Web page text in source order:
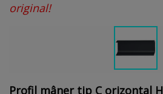
original!
Profil mâner tip C orizontal